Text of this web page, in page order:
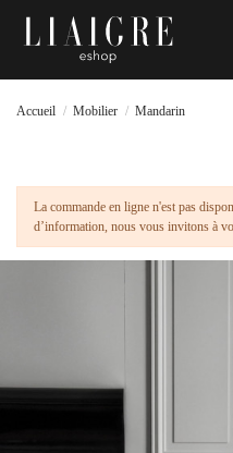
Accueil Mobilier Mandarin
La commande en ligne n'est pas
d’information, nous vous invitons à